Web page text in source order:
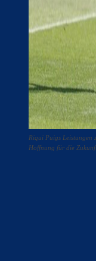
Riqui Puigs Leistungen
Hoffnung für die